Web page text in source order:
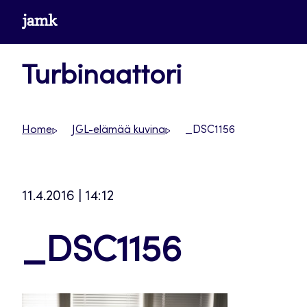
Siirrywww.jamk.fi
Turbinaattori
Home JGL-elämää kuvina _DSC1156
11.4.2016 | 14:12
_DSC1156